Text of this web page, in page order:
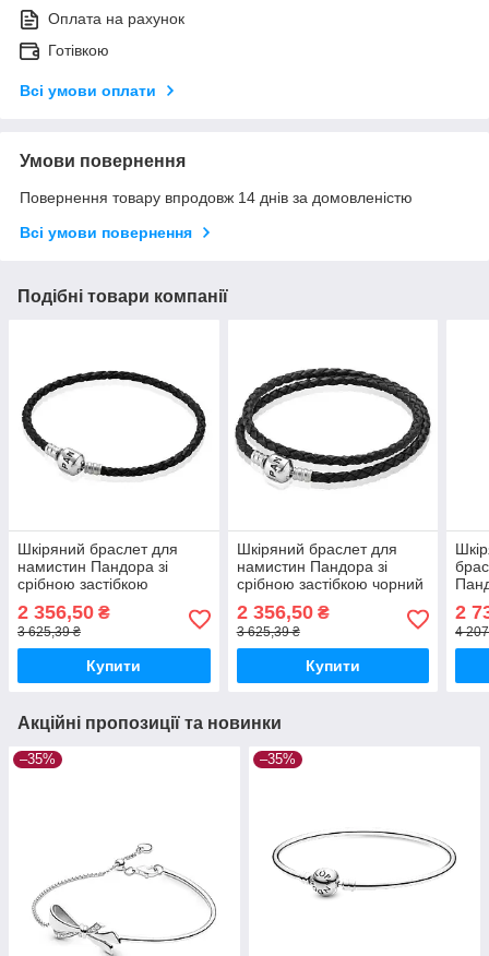
Оплата на рахунок
Готівкою
Всі умови оплати
Умови повернення
Повернення товару впродовж 14 днів за домовленістю
Всі умови повернення
Подібні товари компанії
Шкіряний браслет для
намистин Пандора зі
срібною застібкою
2 356,50 ₴
3 625,39 ₴
Купити
Шкіряний браслет для
намистин Пандора зі
срібною застібкою чорний
2 356,50₴
3 625,39 ₴
Купити
2
4
Акційні пропозиції та новинки
–35% –35%